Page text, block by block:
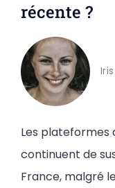
récente ?
Les plateformes
continuent de
France, malgré